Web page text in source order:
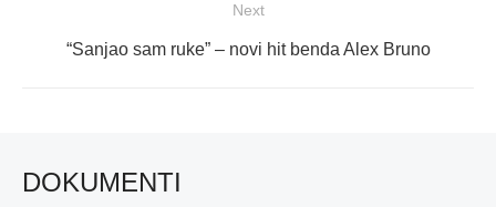
Next
Next
“Sanjao sam ruke” – novi hit benda Alex Bruno
DOKUMENTI